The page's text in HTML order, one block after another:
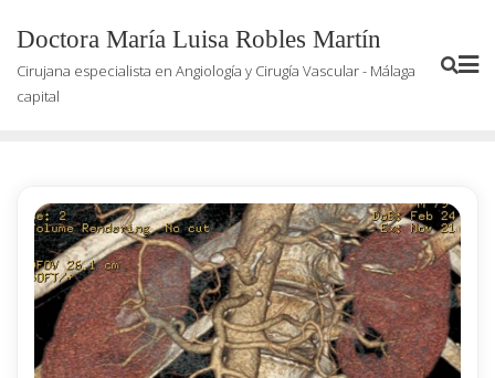
contenido
Doctora María Luisa Robles Martín
Cirujana especialista en Angiología y Cirugía Vascular - Málaga
capital